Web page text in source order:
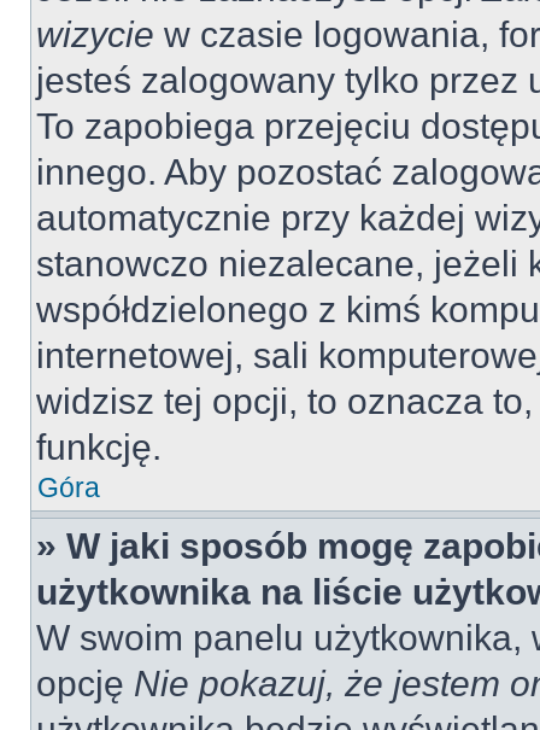
wizycie w czasie logowania,
jesteś zalogowany tylko przez
To zapobiega przejęciu
innego. Aby pozostać
automatycznie przy każdej
stanowczo niezalecane, jeżeli
współdzielonego z kimś
internetowej, sali
widzisz tej opcji, to oznacza
funkcję.
Góra
» W jaki sposób mogę
użytkownika na liście
W swoim panelu użytkownika,
opcję Nie pokazuj, że jestem